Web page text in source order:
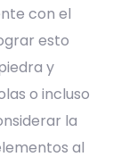
con el
esto
y
o incluso
la
al